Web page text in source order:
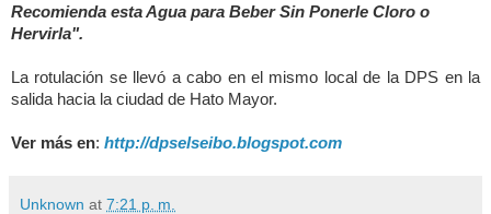
Recomienda esta Agua para Beber Sin Ponerle Cloro o
Hervirla".
La rotulación se llevó a cabo en el mismo local de la DPS en la
salida hacia la ciudad de Hato Mayor.
Ver más en: http://dpselseibo.blogspot.com
Unknown at 7:21 p. m.